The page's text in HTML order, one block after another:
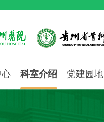
科室介绍 党建园地